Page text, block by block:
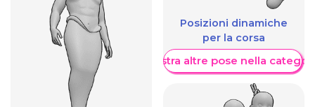
Posizioni dinamiche
per la corsa
Mostra altre pose nella